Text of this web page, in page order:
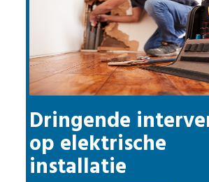
Dringende
op elektrische
installatie